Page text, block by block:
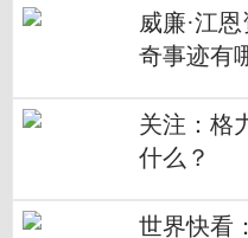
威廉·江
奇事迹有
关注：格
什么？
世界快看